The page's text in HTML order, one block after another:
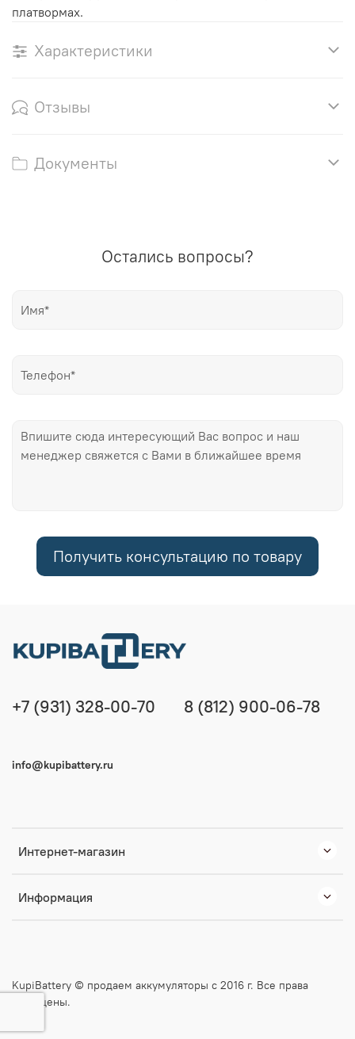
платвормах.
Характеристики
Отзывы
Документы
Остались вопросы?
Получить консультацию по товару
Интернет-магазин
Информация
+7 (931) 328-00-70 8 (812) 900-06-78
info@kupibattery.ru
KupiBattery © продаем аккумуляторы с 2016 г. Все права
защищены.